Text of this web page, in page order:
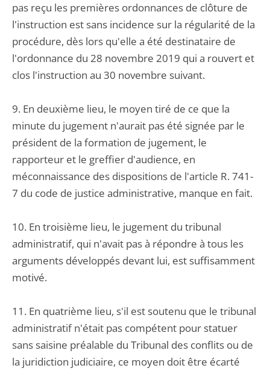
pas reçu les premières ordonnances de clôture de
l'instruction est sans incidence sur la régularité de la
procédure, dès lors qu'elle a été destinataire de
l'ordonnance du 28 novembre 2019 qui a rouvert et
clos l'instruction au 30 novembre suivant.
9. En deuxième lieu, le moyen tiré de ce que la
minute du jugement n'aurait pas été signée par le
président de la formation de jugement, le
rapporteur et le greffier d'audience, en
méconnaissance des dispositions de l'article R. 741-
7 du code de justice administrative, manque en fait.
10. En troisième lieu, le jugement du tribunal
administratif, qui n'avait pas à répondre à tous les
arguments développés devant lui, est suffisamment
motivé.
11. En quatrième lieu, s'il est soutenu que le tribunal
administratif n'était pas compétent pour statuer
sans saisine préalable du Tribunal des conflits ou de
la juridiction judiciaire, ce moyen doit être écarté